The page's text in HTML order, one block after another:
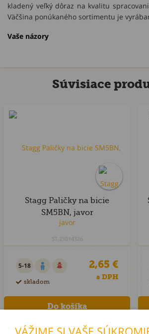
kladený veľký dôraz na kvalitu
Väčšina ponúkaného sortimentu je
Vaše názory
Súvisiace
Stagg Paličky na bicie
SM5BN, javor
ST.25014326
5-18
skladom
2,65 €
s DPH
VÁŽIME SI VAŠE